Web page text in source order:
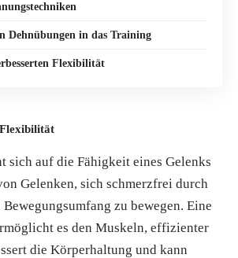
Dehnübungen in das Training
Flexibilität
sich auf die Fähigkeit eines Gelenks
Gelenken, sich schmerzfrei durch
zu bewegen. Eine
es den Muskeln, effizienter
die Körperhaltung und kann